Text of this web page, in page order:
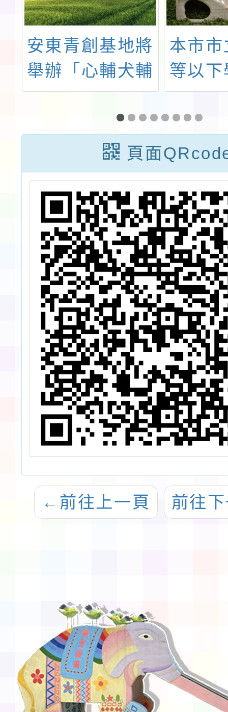
安東青創基地將
舉辦「心輔犬輔
導教育工作坊」
本市
等以
兒園
月薪
助理
頁面
← 前往上一頁 前往